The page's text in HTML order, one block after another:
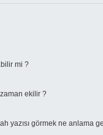
mi ?
ekilir ?
yazısı görmek ne anlama